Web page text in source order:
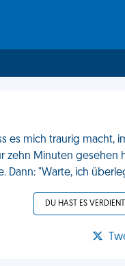
es mich traurig macht,
zehn Minuten gesehen
Dann: "Warte, ich
DU HAST ES VERDIENT